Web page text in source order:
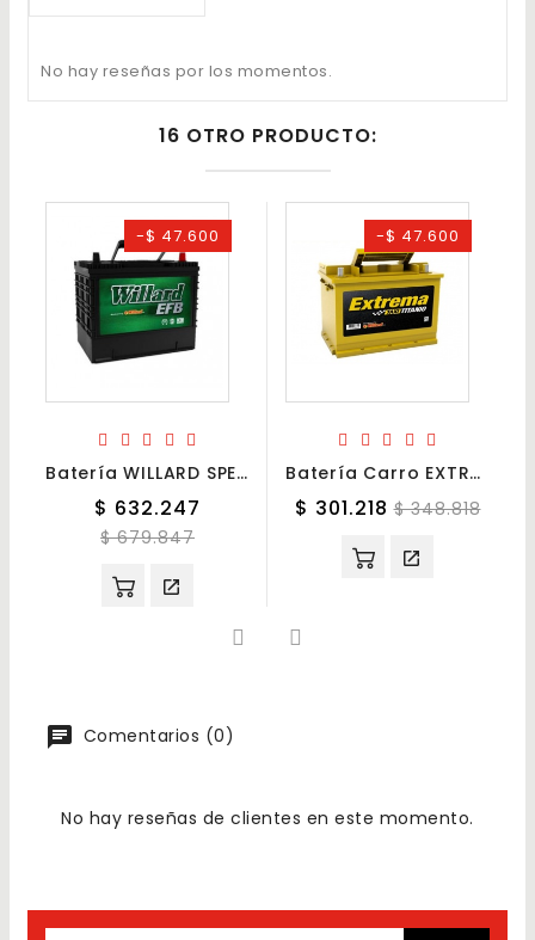
No hay reseñas por los momentos.
16 OTRO PRODUCTO:
-$ 47.600
Batería WILLARD SPECIAL 24-75EFB
Precio
$ 632.247
$ 679.847
-$ 47.600
Batería Carro EXTREMA WILLARD 24BDST-750
Precio
$ 301.218 Precio
$ 348.818
Comentarios (0)
No hay reseñas de clientes en este momento.